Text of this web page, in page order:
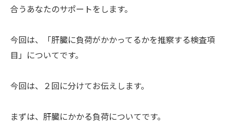
合うあなたのサポートをします。
今回は、「肝臓に負荷がかかってるかを推察する検査項
目」についてです。
今回は、２回に分けてお伝えします。
まずは、肝臓にかかる負荷についてです。